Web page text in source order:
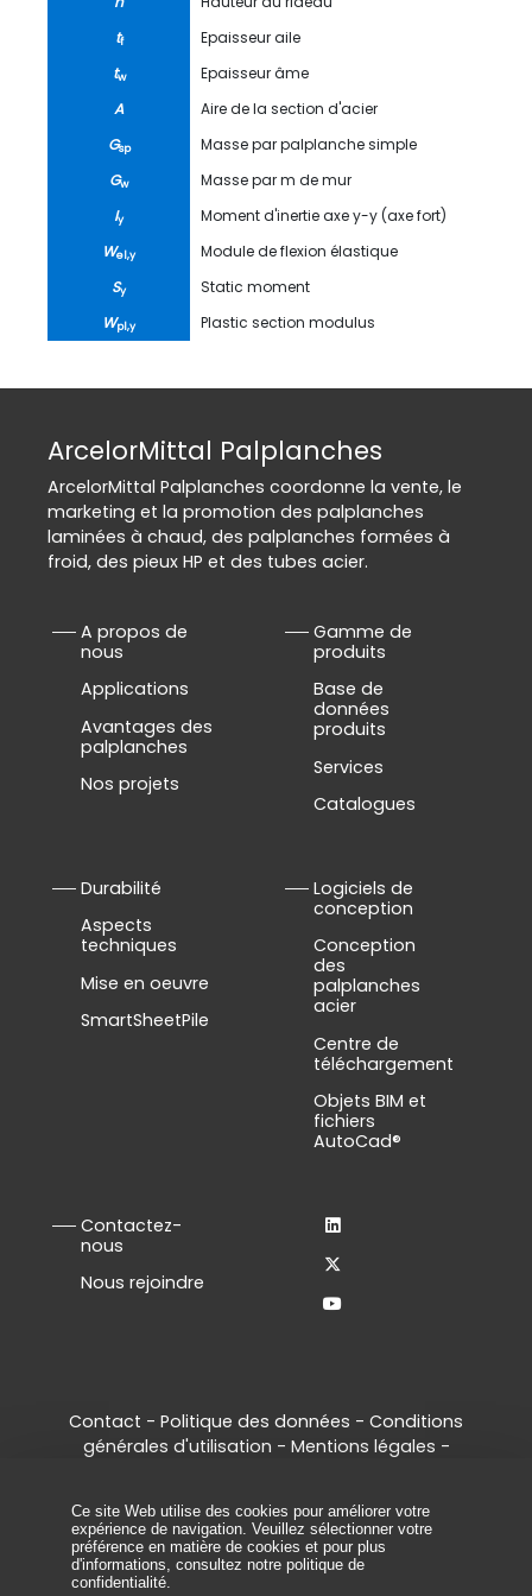
tf
Epaisseur aile
tw
Epaisseur âme
A
Aire de la section d'acier
Gsp
Masse par palplanche simple
Gw
Masse par m de mur
Iy
Moment d'inertie axe y-y (axe fort)
Wel,y
Module de flexion élastique
Sy
Static moment
Wpl,y Plastic section modulus
ArcelorMittal Palplanches
ArcelorMittal Palplanches coordonne la vente, le
marketing et la promotion des palplanches
laminées à chaud, des palplanches formées à
froid, des pieux HP et des tubes acier.
A propos de
nous
Applications
Avantages des
palplanches
Nos projets
Gamme de
produits
Base de
données
produits
Services
Catalogues
Durabilité
Aspects
techniques
Mise en oeuvre
SmartSheetPile
Logiciels de
conception
Conception
des
palplanches
acier
Centre de
téléchargement
Objets BIM et
fichiers
AutoCad®
Contactez-
nous
Nous rejoindre
Contact - Politique des données - Conditions
générales d'utilisation - Mentions légales -
Palplanches.
Ce site Web utilise des cookies pour améliorer votre
expérience de navigation. Veuillez sélectionner votre
préférence en matière de cookies et pour plus
d'informations, consultez notre politique de
confidentialité